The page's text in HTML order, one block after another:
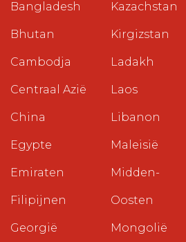
Bangladesh
Bhutan
Cambodja
Centraal Azië
China
Egypte
Emiraten
Filipijnen
Georgië
Kazachstan
Kirgizstan
Ladakh
Laos
Libanon
Maleisië
Midden-
Oosten
Mongolië